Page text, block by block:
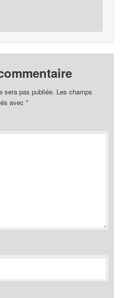
sera pas publiée. Les champs
avec*